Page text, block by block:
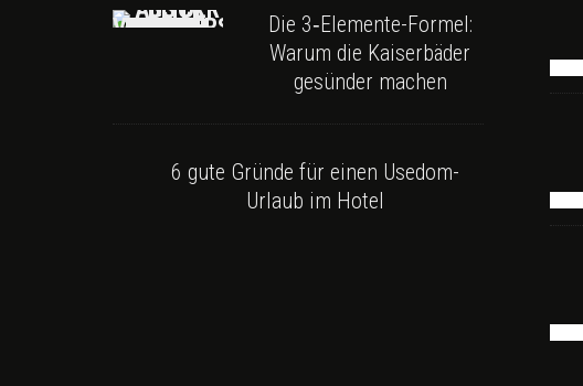
Die 3‑Elemente-Formel:
Warum die Kaiserbäder
gesünder machen
6 gute Gründe für einen Usedom-
Urlaub im Hotel